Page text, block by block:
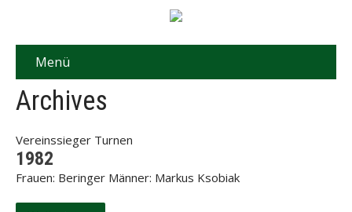
Menü
Archives
Vereinssieger Turnen
1982
Frauen: Beringer Männer: Markus Ksobiak